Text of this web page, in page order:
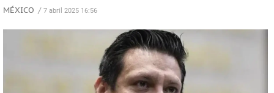
MÉXICO / 7 abril 2025 16:56